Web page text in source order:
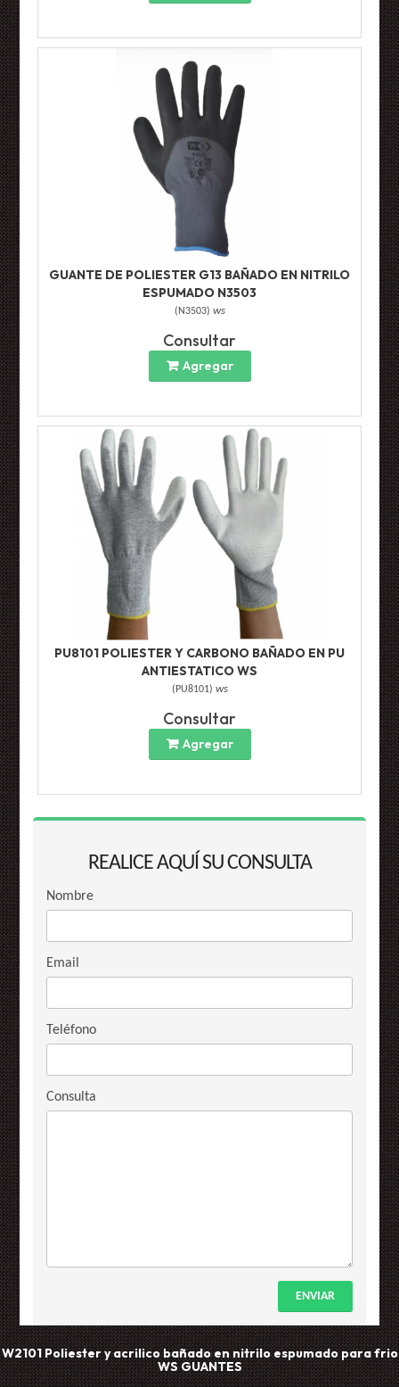
GUANTE DE POLIESTER G13 BAÑADO EN NITRILO
ESPUMADO N3503
(N3503) ws
Consultar
Agregar
PU8101 POLIESTER Y CARBONO BAÑADO EN PU
ANTIESTATICO WS
( PU8101) ws
Consultar
Agregar
REALICE AQUÍ SU CONSULTA
Nombre
Email
Teléfono
Consulta
ENVIAR
W2101 Poliester y acrilico bañado en nitrilo espumado para frio
WSGUANTES